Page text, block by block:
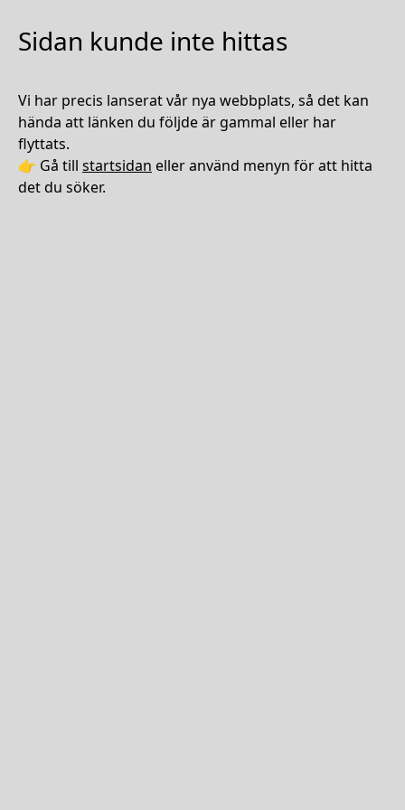
Sidan kunde inte hittas
Vi har precis lanserat vår nya webbplats, så det kan
hända att länken du följde är gammal eller har
flyttats.
👉 Gå till startsidan eller använd menyn för att hitta
det du söker.